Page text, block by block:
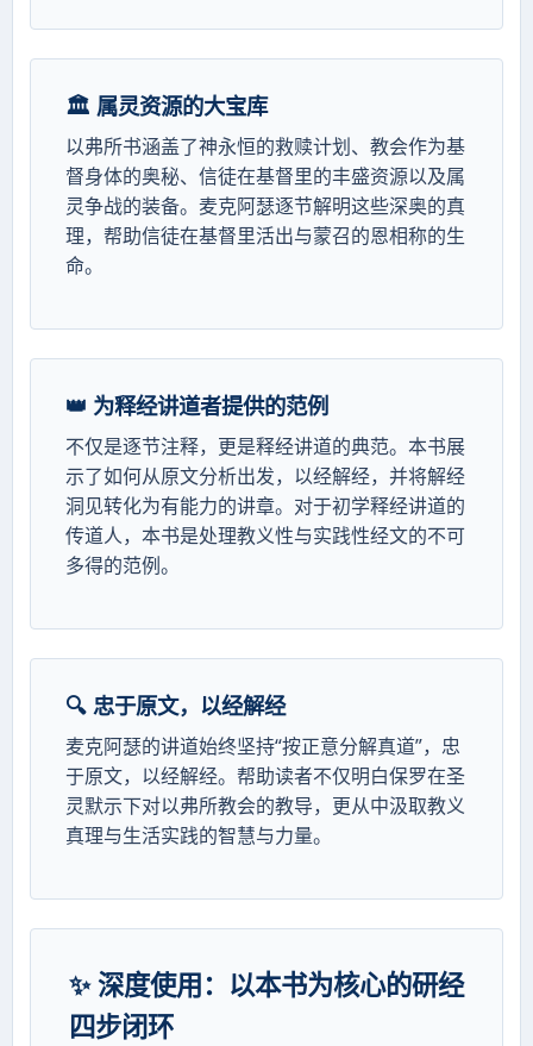
🏛️ 属灵资源的大宝库
以弗所书涵盖了神永恒的救赎计划、教会作为基
督身体的奥秘、信徒在基督里的丰盛资源以及属
灵争战的装备。麦克阿瑟逐节解明这些深奥的真
理，帮助信徒在基督里活出与蒙召的恩相称的生
命。
👑 为释经讲道者提供的范例
不仅是逐节注释，更是释经讲道的典范。本书展
示了如何从原文分析出发，以经解经，并将解经
洞见转化为有能力的讲章。对于初学释经讲道的
传道人，本书是处理教义性与实践性经文的不可
多得的范例。
🔍 忠于原文，以经解经
麦克阿瑟的讲道始终坚持“按正意分解真道”，忠
于原文，以经解经。帮助读者不仅明白保罗在圣
灵默示下对以弗所教会的教导，更从中汲取教义
真理与生活实践的智慧与力量。
✨ 深度使用：以本书为核心的研经
四步闭环